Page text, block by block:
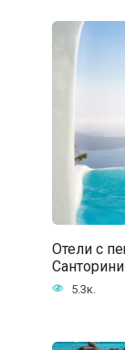
Отели с
Санторини
5.3к.